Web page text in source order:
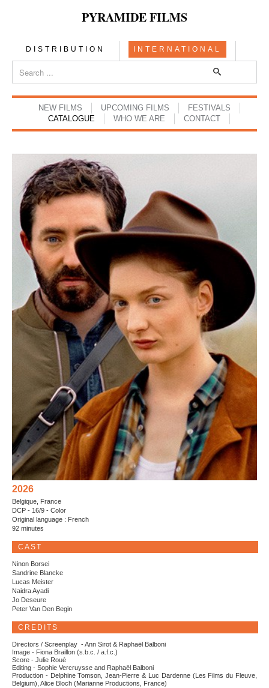
PYRAMIDE FILMS
DISTRIBUTION INTERNATIONAL
NEW FILMS UPCOMING FILMS
FESTIVALS
CATALOGUE
WHO WE ARE CONTACT
2026
Belgique, France
DCP - 16/9 - Color
Original language : French
92 minutes
CAST
Ninon Borsei
Sandrine Blancke
Lucas Meister
Naidra Ayadi
Jo Deseure
Peter Van Den Begin
CREDITS
Directors / Screenplay - Ann Sirot & Raphaël Balboni
Image - Fiona Braillon (s.b.c. / a.f.c.)
Score - Julie Roué
Editing - Sophie Vercruysse and Raphaël Balboni
Production - Delphine Tomson, Jean-Pierre & Luc Dardenne (Les Films du Fleuve,
Belgium), Alice Bloch (Marianne Productions, France)